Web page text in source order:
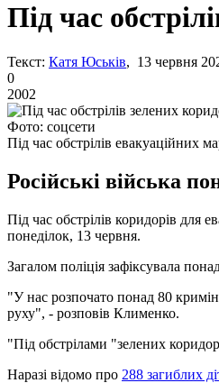
Під час
Текст: Катя Юськів, 13 червня
0
2002
Фото: соцсети
Під час обстрілів евакуаційних
Російські війська
Під час обстрілів коридорів для
понеділок, 13 червня.
Загалом поліція зафіксувала
"У нас розпочато понад 80
руху", - розповів Клименко.
"Під обстрілами "зелених
Наразі відомо про 288 загиблих